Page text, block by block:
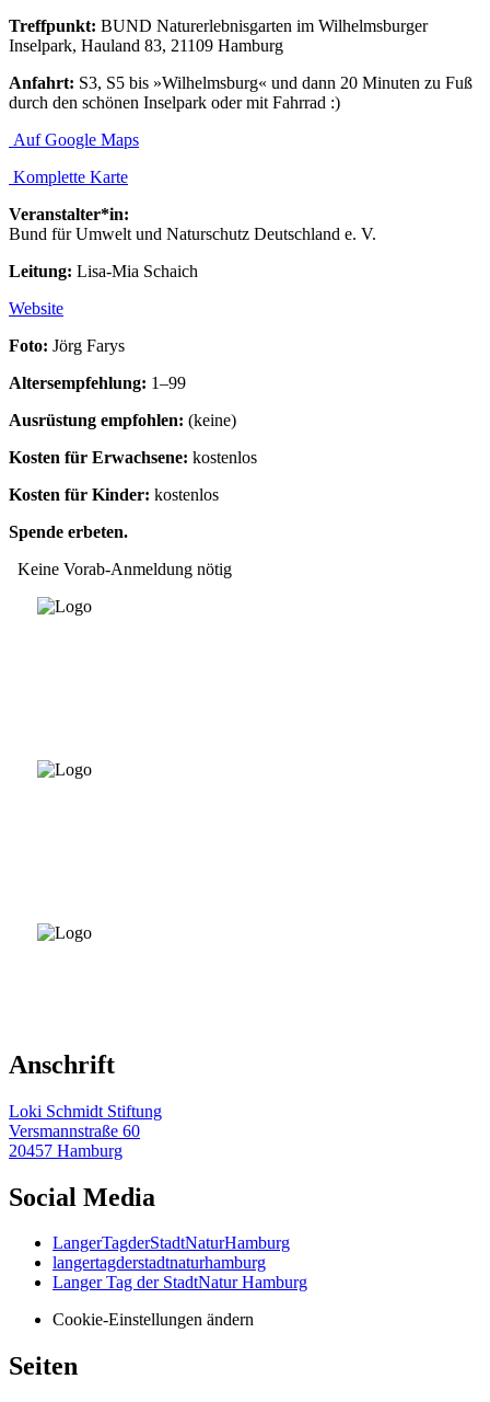
Treffpunkt: BUND Naturerlebnisgarten im Wilhelmsburger
Inselpark, Hauland 83, 21109 Hamburg
Anfahrt: S3, S5 bis »Wilhelmsburg« und dann 20 Minuten zu Fuß
durch den schönen Inselpark oder mit Fahrrad :)
Auf Google Maps
Komplette Karte
Veranstalter*in:
Bund für Umwelt und Naturschutz Deutschland e. V.
Leitung: Lisa-Mia Schaich
Website
Foto: Jörg Farys
Altersempfehlung: 1–99
Ausrüstung empfohlen: (keine)
Kosten für Erwachsene: kostenlos
Kosten für Kinder: kostenlos
Spende erbeten.
Keine Vorab-Anmeldung nötig
Anschrift
Loki Schmidt Stiftung
Versmannstraße 60
20457 Hamburg
Social Media
LangerTagderStadtNaturHamburg
langertagderstadtnaturhamburg
Langer Tag der StadtNatur Hamburg
Cookie-Einstellungen ändern
Seiten